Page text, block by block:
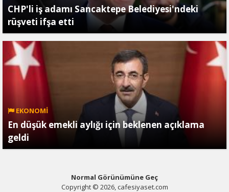
CHP'li iş adamı Sancaktepe Belediyesi'ndeki
rüşveti ifşa etti
EKONOMİ
En düşük emekli aylığı için beklenen açıklama
geldi
Normal Görünümüne Geç
Copyright © 2026, cafesiyaset.com